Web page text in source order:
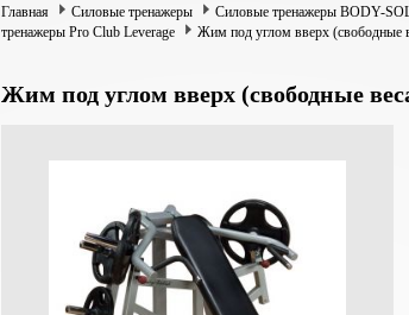
Главная Силовые тренажеры Силовые тренажеры BODY-
тренажеры Pro Club Leverage
Жим под углом вверх
Жим под углом вверх (свободные